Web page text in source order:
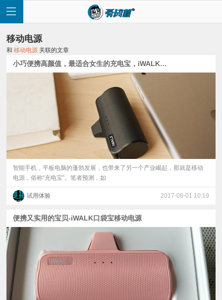
快
讯
评
视
科
移动电源
和移动电源 关联的文章
小巧便携高颜值，最适合女生的充电宝，iWALK口袋宝评测体验
智能手机，平板电脑的蓬勃发展，也带来了另一个产业崛起，那就是移动
电源，俗称“充电宝”。笔者预测，如
试用体验 2017-08-01 10:19
便携又实用的宝贝-iWALK口袋宝移动电源